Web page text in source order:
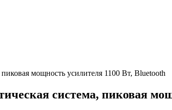
мощность усилителя 1100 Вт, Bluetooth
система, пиковая